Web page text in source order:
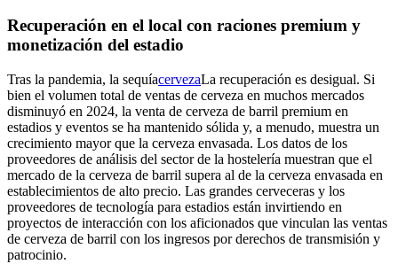
Recuperación en el local con raciones premium y
monetización del estadio
Tras la pandemia, la sequíacervezaLa recuperación es desigual. Si
bien el volumen total de ventas de cerveza en muchos mercados
disminuyó en 2024, la venta de cerveza de barril premium en
estadios y eventos se ha mantenido sólida y, a menudo, muestra un
crecimiento mayor que la cerveza envasada. Los datos de los
proveedores de análisis del sector de la hostelería muestran que el
mercado de la cerveza de barril supera al de la cerveza envasada en
establecimientos de alto precio. Las grandes cerveceras y los
proveedores de tecnología para estadios están invirtiendo en
proyectos de interacción con los aficionados que vinculan las ventas
de cerveza de barril con los ingresos por derechos de transmisión y
patrocinio.